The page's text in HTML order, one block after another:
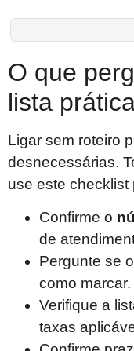
O que
lista
Ligar sem roteiro
desnecessárias.
use este checklist
Confirme o
de
Pergunte se
como marcar.
Verifique a
taxas